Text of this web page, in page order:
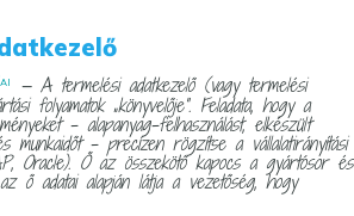
AI — A termelési adatkezelő (vagy termelési
folyamatok „könyvelője”. Feladata, hogy a
– alapanyag-felhasználást, elkészült
munkaidőt – precízen rögzítse a vállalatirányítási
Oracle). Ő az összekötő kapocs a gyártósor és
ő adatai alapján látja a vezetőség, hogy